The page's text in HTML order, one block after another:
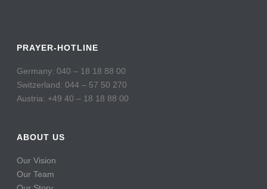
PRAYER-HOTLINE
Germany: 040 – 18 18 88 00
Switzerland: 044 – 57 50 270
Austria: +49 40 – 18 18 88 00
ABOUT US
Our Vision
Our Team